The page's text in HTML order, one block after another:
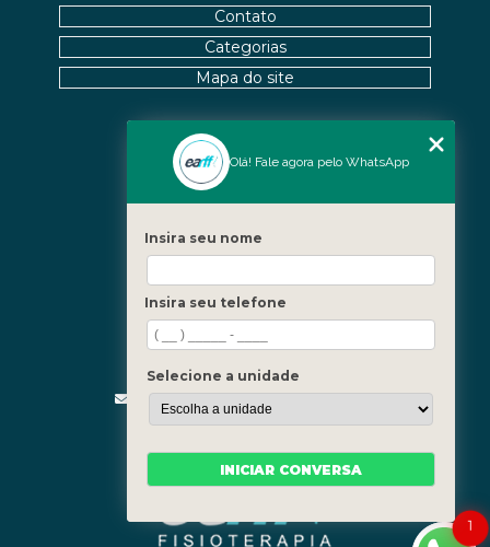
Fale Conosco
(21) 3619-5657
(21) 99390-3850
contato@fisioterapiainvestigativa.com
Segunda a sexta, das 7h às 21h
Nossas Unidades
Barra - Rio de Janeiro
Contato
Categorias
Mapa do site
1
Olá! Fale agora pelo WhatsApp
Insira seu nome
Insira seu telefone
Selecione a unidade
INICIAR CONVERSA